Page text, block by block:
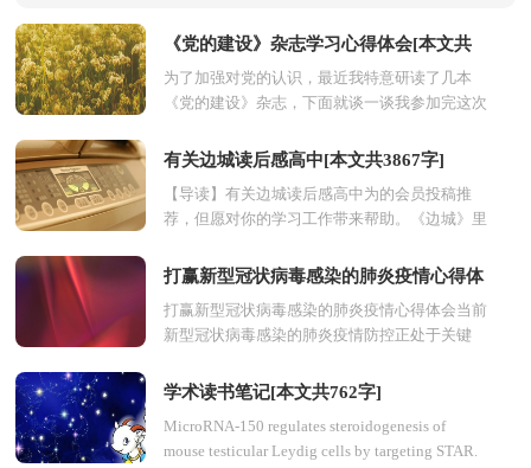
《党的建设》杂志学习心得体会[本文共
1356字]
为了加强对党的认识，最近我特意研读了几本
《党的建设》杂志，下面就谈一谈我参加完这次
识。党建就...
有关边城读后感高中[本文共3867字]
【导读】有关边城读后感高中为的会员投稿推
荐，但愿对你的学习工作带来帮助。《边城》里
浸润着湘楚...
打赢新型冠状病毒感染的肺炎疫情心得体
会[本文共2065字]
打赢新型冠状病毒感染的肺炎疫情心得体会当前
新型冠状病毒感染的肺炎疫情防控正处于关键
平总书...
学术读书笔记[本文共762字]
MicroRNA-150 regulates steroidogenesis of
mouse testicular Leydig cells by targeting STAR.